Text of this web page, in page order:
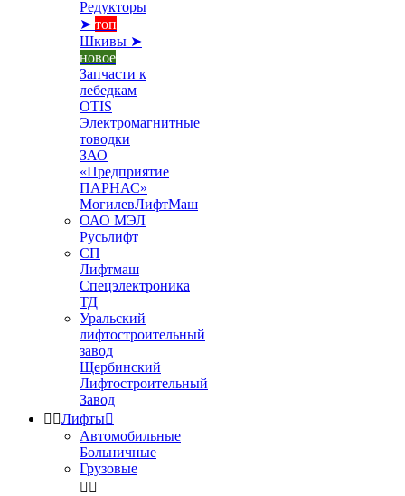
Редукторы
➤ топ
Шкивы ➤
новое
Запчасти к
лебедкам
OTIS
Электромагнитные
товодки
ЗАО
«Предприятие
ПАРНАС»
МогилевЛифтМаш
ОАО МЭЛ
Русьлифт
СП
Лифтмаш
Спецэлектроника
ТД
Уральский
лифтостроительный
завод
Щербинский
Лифтостроительный
Завод
 Лифты
Автомобильные
Больничные
Грузовые
 